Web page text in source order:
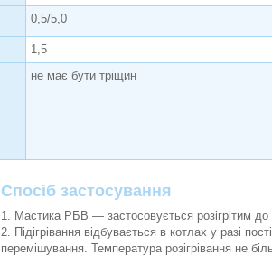
0,5/5,0
1,5
не має бути тріщин
Спосіб застосування
Мастика РБВ — застосовується розігрітим до
Підігрівання відбувається в котлах у разі
перемішування. Температура розігрівання не